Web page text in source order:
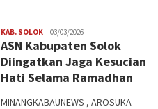
KAB. SOLOKRedaksi
03/03/2026
ASN Kabupaten Solok
Diingatkan Jaga Kesucian
Hati Selama Ramadhan
MINANGKABAUNEWS , AROSUKA —